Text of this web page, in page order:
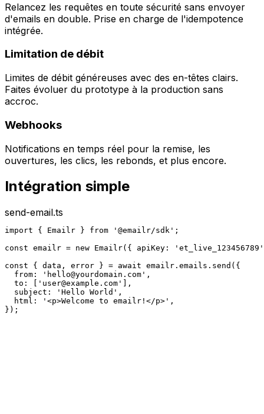
Relancez les requêtes en toute sécurité sans envoyer
d'emails en double. Prise en charge de l'idempotence
intégrée.
Limitation de débit
Limites de débit généreuses avec des en-têtes clairs.
Faites évoluer du prototype à la production sans
accroc.
Webhooks
Notifications en temps réel pour la remise, les
ouvertures, les clics, les rebonds, et plus encore.
Intégration simple
send-email.ts
import { Emailr } from '@emailr/sdk';
const emailr = new Emailr({ apiKey:
const { data, error } = await emailr.emails.send({
  from: '
hello@yourdomain.com ',
  to: ['
user@example.com '],
  subject: 'Hello World',
  html: '<p>Welcome to emailr!</p>',
});